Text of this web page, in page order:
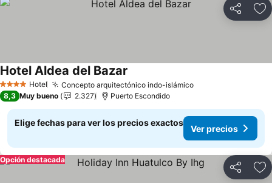
Compartir
4 EstrellasHotel Concepto arquitectónico indo-islámico
Hotel Aldea del Bazar
8,3 Muy bueno 2.327 Puerto Escondido
Elige fechas para ver los precios exactos
Ver precios
Compartir
Opción destacada